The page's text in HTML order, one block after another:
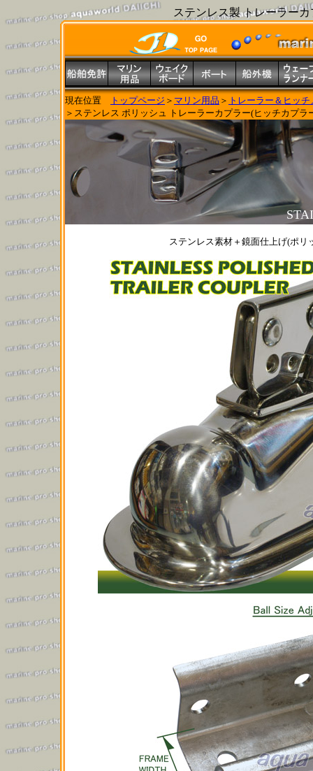
ステンレス製 トレーラー
現在位置 トップページ ＞ マリン用品 ＞ トレーラー＆ヒッ
＞ステンレス ポリッシュ トレーラーカプラー(ヒッチカプラ
ステンレス素材＋鏡面仕上げ(ポ